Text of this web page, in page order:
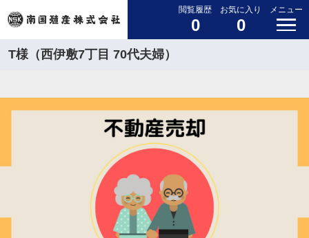
閲覧履歴
0
お気に入り
0
メニュー
T様（西伊敷7丁目 70代夫婦）